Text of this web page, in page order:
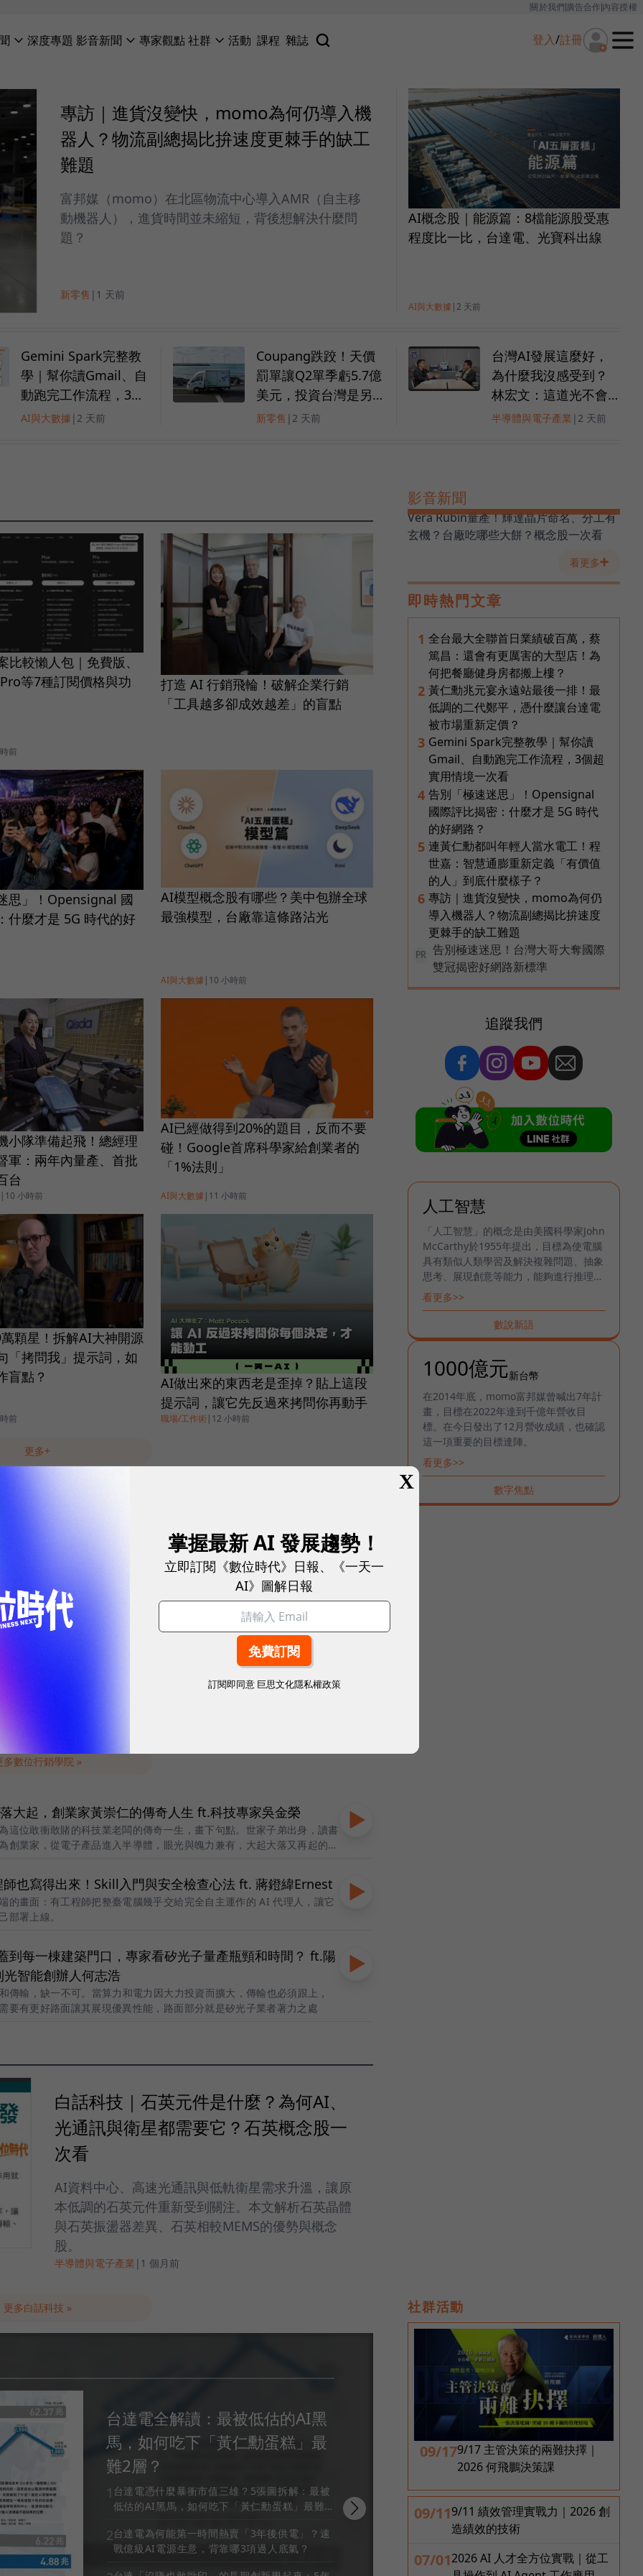
關於我們廣告合作內容授權
深度專題 影音新聞 專家觀點社群 活動 課程 雜誌 登入/註冊
專訪｜進貨沒變快，momo為何仍導入機
器人？物流副總揭比拚速度更棘手的缺工
難題
富邦媒（momo）在北區物流中心導入AMR（自主移
動機器人），進貨時間並未縮短，背後想解決什麼問
題？
新零售 | 1 天前
AI概念股｜能源篇：8檔能源股受惠
程度比一比，台達電、光寶科出線
AI與大數據 |2 天前
Gemini Spark完整教
學｜幫你讀Gmail、自
動跑完工作流程，3個
超實用情境一次看
AI與大數據 | 2 天前
Coupang跌跤！天價
罰單讓Q2單季虧5.7億
美元，投資台灣是另
一虧損主因？
新零售 | 2 天前
台灣AI發展這麼好，
為什麼我沒感受到？
林宏文：這道光不會
照到所有人，你得自
半導體與電子產業 | 2 天前
比較懶人包｜免費版、
等7種訂閱價格與功
前
打造 AI 行銷飛輪！破解企業行銷
「工具越多卻成效越差」的盲點
思」！Opensignal 國
什麼才是 5G 時代的好
AI模型概念股有哪些？美中包辦全球
最強模型，台廠靠這條路沾光
AI與大數據 | 10 小時前
小隊準備起飛！總經理
軍：兩年內量產、首批
台
| 10 小時前
AI已經做得到20%的題目，反而不要
碰！Google首席科學家給創業者的
「1%法則」
AI與大數據 | 11 小時前
顆星！拆解AI大神開源
「拷問我」提示詞，如
盲點？
前
AI做出來的東西老是歪掉？貼上這段
提示詞，讓它先反過來拷問你再動手
職場/工作術 | 12 小時前
更多+
9/22 主管必修AI管理課｜降本增
效團隊工作流
多數位行銷學院 »
大起，創業家黃崇仁的傳奇人生 ft.科技專家吳金榮
這位敢衝敢賭的科技業老闆的傳奇一生，畫下句點。世家子弟出身，讀書
創業家，從電子產品進入半導體，眼光與魄力兼有，大起大落又再起的過
也寫得出來！Skill入門與安全檢查心法 ft. 蔣鐙緯Ernest
的畫面：有工程師把整臺電腦幾乎交給完全自主運作的 AI 代理人，讓它
部署上線。
到每一棟建築門口，專家看矽光子量產瓶頸和時間？ ft.陽
智能創辦人何志浩
傳輸，缺一不可。當算力和電力因大力投資而擴大，傳輸也必須跟上，
要有更好路面讓其展現優異性能，路面部分就是矽光子業者著力之處
白話科技｜石英元件是什麼？為何AI、
光通訊與衛星都需要它？石英概念股一
次看
AI資料中心、高速光通訊與低軌衛星需求升溫，讓原
本低調的石英元件重新受到關注。本文解析石英晶體
與石英振盪器差異、石英相較MEMS的優勢與概念
股。
半導體與電子產業 | 1 個月前
更多白話科技 »
台達電全解讀：最被低估的AI黑
馬，如何吃下「黃仁勳蛋糕」最
難2層？
1 台達電憑什麼暴衝市值三雄？5張圖拆解：最被
低估的AI黑馬，如何吃下「黃仁勳蛋糕」最難2
2台達電為何能第一時間熱賣「3年後供電」？速
戰億級AI電源生意，背靠哪3項過人底氣？
深度專題
影音新聞
Vera Rubin量產！輝達晶片命名、分工有
玄機？台廠吃哪些大餅？概念股一次看
看更多
即時熱門文章
1 全台最大全聯首日業績破百萬，蔡
篤昌：還會有更厲害的大型店！為
何把餐廳健身房都搬上樓？
2 黃仁勳兆元宴永遠站最後一排！最
低調的二代鄭平，憑什麼讓台達電
被市場重新定價？
3 Gemini Spark完整教學｜幫你讀
Gmail、自動跑完工作流程，3個超
實用情境一次看
4 告別「極速迷思」！Opensignal
國際評比揭密：什麼才是 5G 時代
的好網路？
5 連黃仁勳都叫年輕人當水電工！程
世嘉：智慧通膨重新定義「有價值
的人」到底什麼樣子？
6 專訪｜進貨沒變快，momo為何仍
導入機器人？物流副總揭比拚速度
更棘手的缺工難題
PR
告別極速迷思！台灣大哥大奪國際
雙冠揭密好網路新標準
追蹤我們
人工智慧
「人工智慧」的概念是由美國科學家John
McCarthy於1955年提出，目標為使電腦
具有類似人類學習及解決複雜問題、抽象
思考、展現創意等能力，能夠進行推理、
規劃、學習、交流、感知和操作物體，應
用領域非常廣泛，近年大行其道的個人語
音助理如蘋果Siri、微軟Cortana，以及
分別擊敗人類西洋棋與圍棋高手的IBM
AlphaGo都是人工智慧研究的結晶，同時
電腦作畫譜曲寫劇本等創造性事物也陸續
出現。隨著研發技術飛速進展，人工智慧
深入如醫療、金融等生活層面指日可待。
看更多>>
數說新語
1000億元新台幣
在2014年底，momo富邦媒曾喊出7年計
畫，目標在2022年達到千億年營收目
標。在今日發出了12月營收成績，也確認
這一項重要的目標達陣。
看更多>>
數字焦點
社群活動
09/179/17 主管決策的兩難抉擇｜
2026 何飛鵬決策課
09/119/11 績效管理實戰力｜2026 創
造績效的技術
07/012026 AI 人才全方位實戰｜從工
X
掌握最新 AI 發展趨勢！
立即訂閱《數位時代》日報、《一天一
AI》圖解日報
訂閱即同意 巨思文化隱私權政策